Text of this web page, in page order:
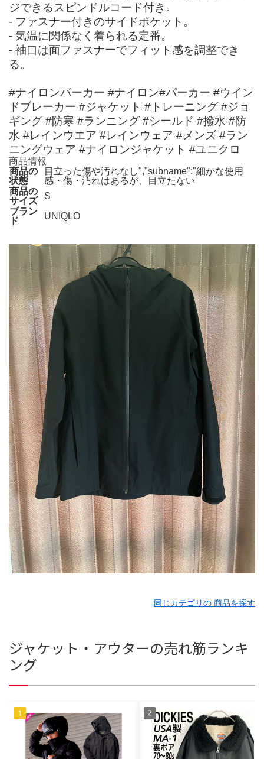
ジできるスピンドルコード付き。
- ファスナー付きのサイドポケット。
- 気温に関係なく着られる定番。
- 袖口は面ファスナーでフィット感を調整でき
る。
#ナイロンパーカー #ナイロン#パーカー #ウイン
ドブレーカー #ジャケット #トレーニング #ジョ
ギング #防寒 #ランニング #シールド #撥水 #防
水 #レインウエア #レインウェア #メンズ #ラン
ニングウェア #ナイロンジャケット #ユニクロ
商品情報
商品の
状態
目立った傷や汚れなし","subname":"細かな使用
感・傷・汚れはあるが、目立たない
商品の
サイズ
S
ブラン
ド
UNIQLO
同じカテゴリの 商品を探す
ジャケット・アウターの売れ筋ランキ
ング